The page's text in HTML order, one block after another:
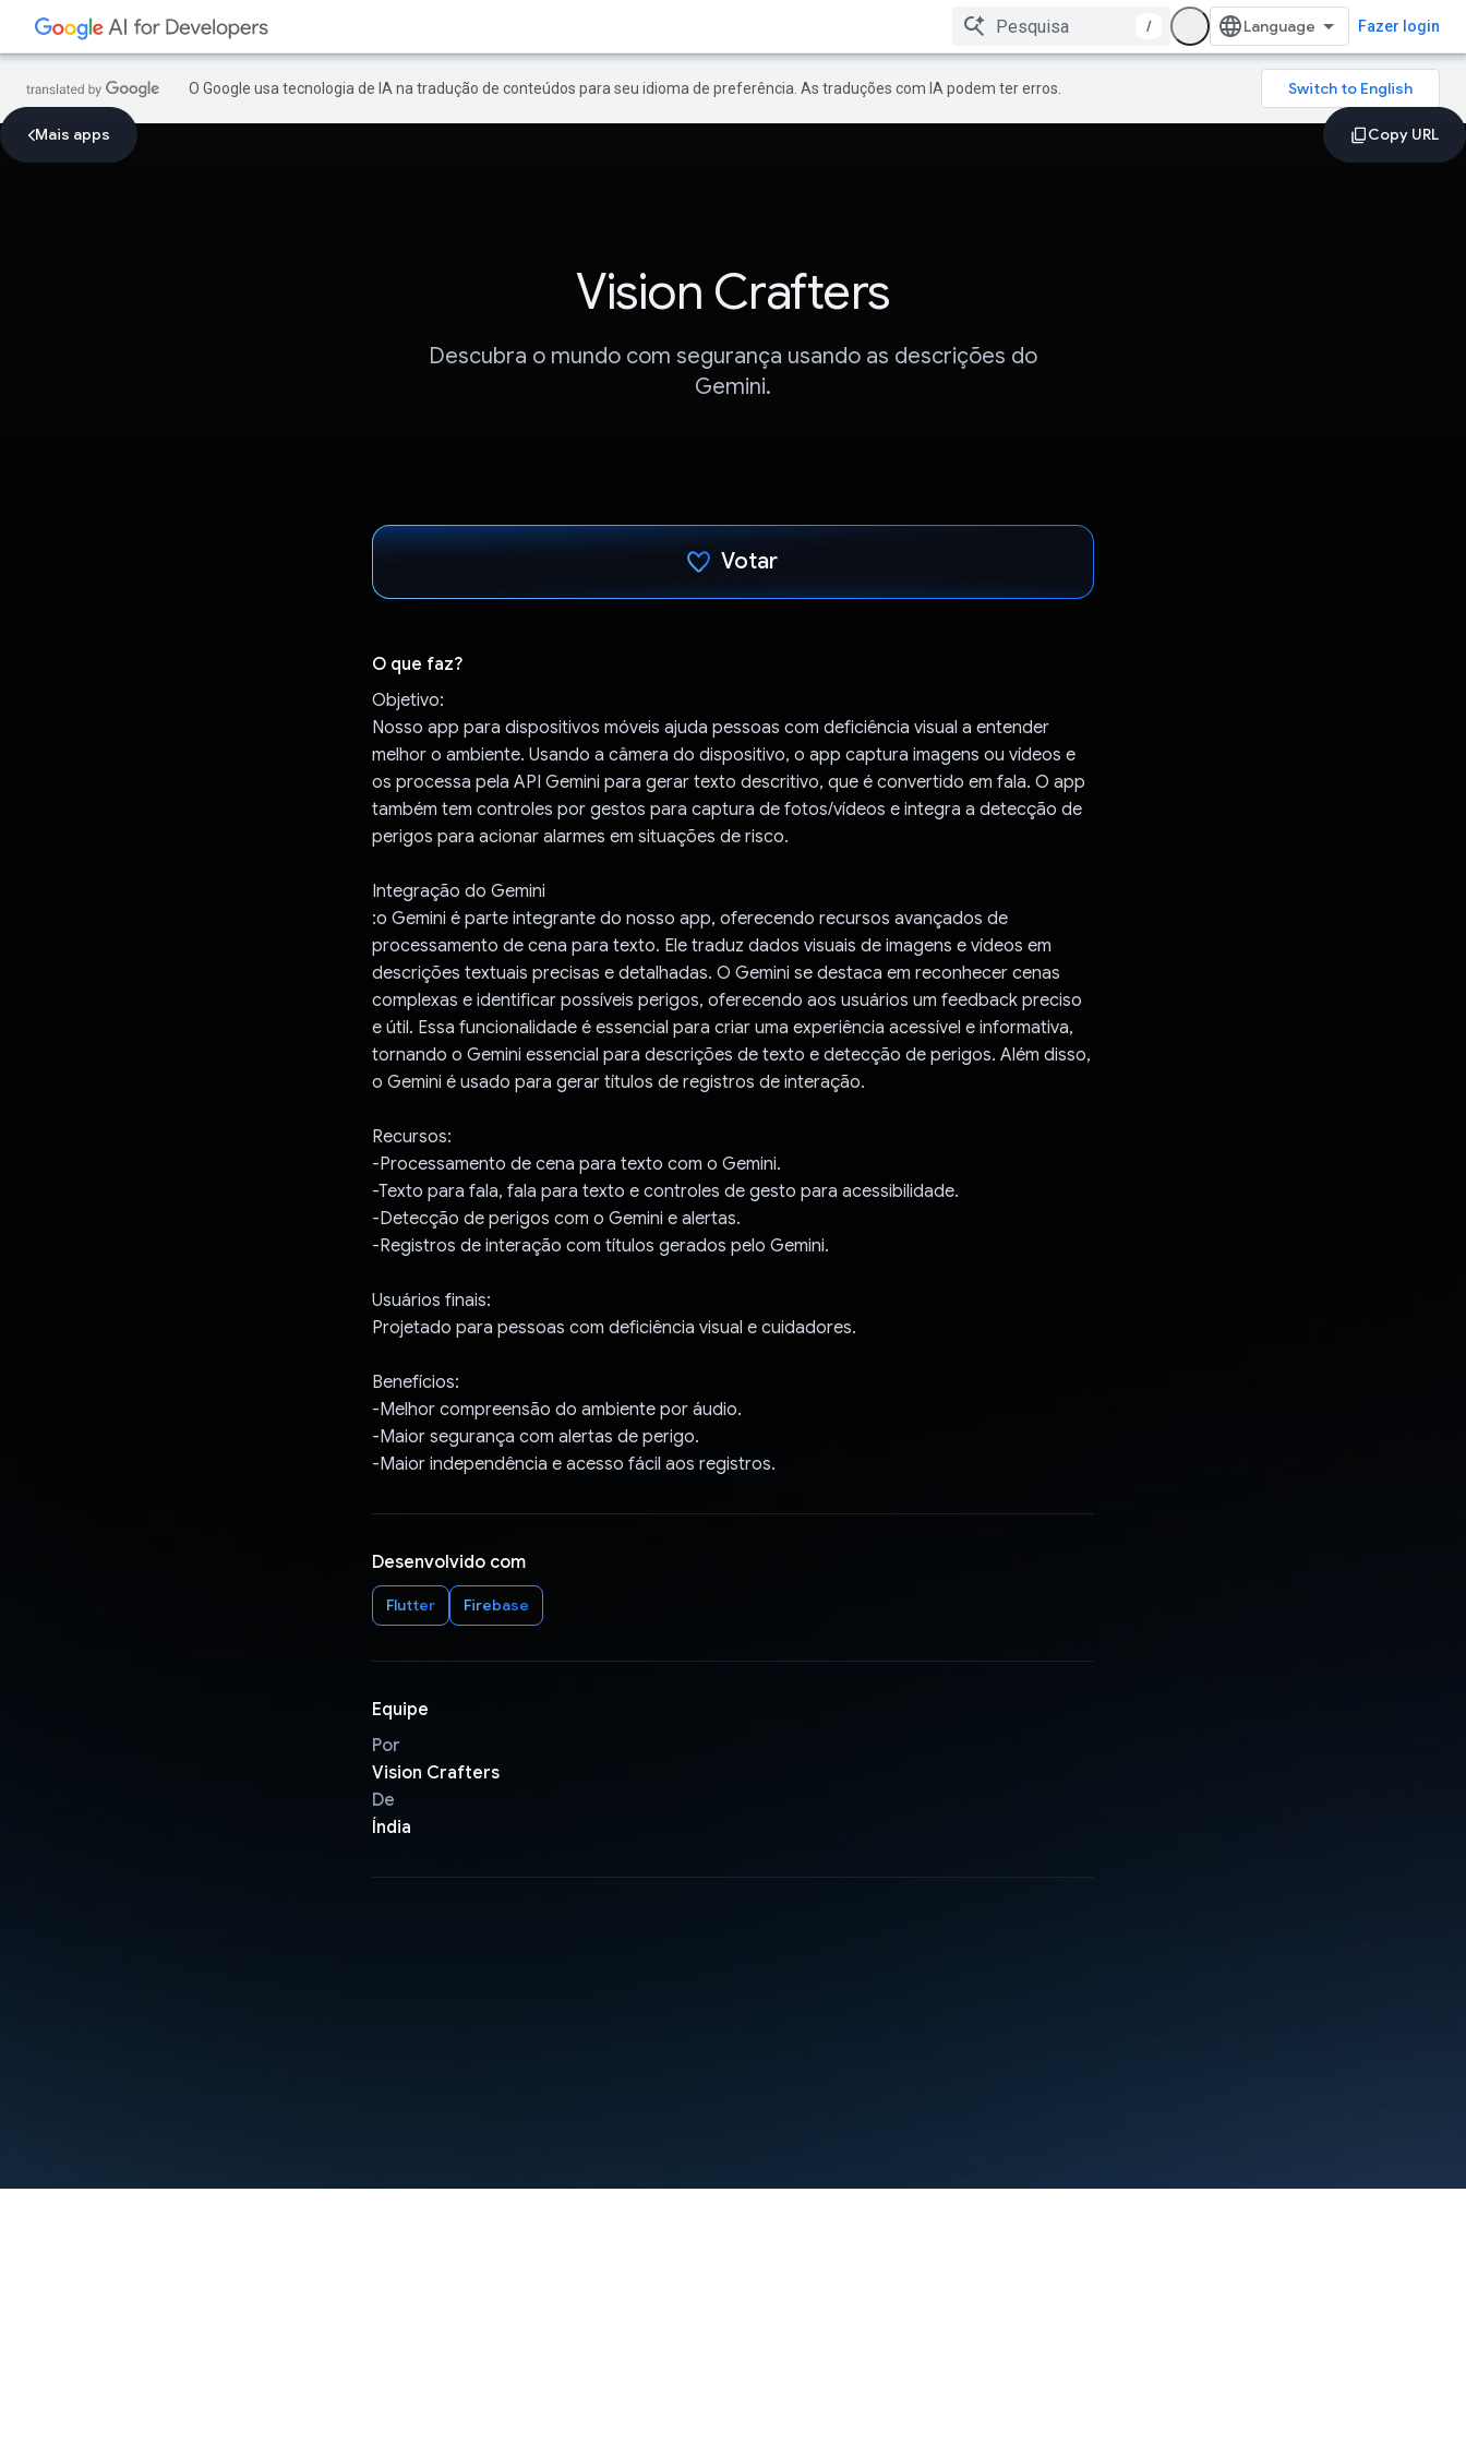
/ Fazer login
O Google usa tecnologia de IA na tradução de conteúdos para seu idioma de preferência. As traduções com IA podem ter erros.
Mais apps
Vision Crafters
Descubra o mundo com segurança usando as descrições do
Gemini.
Votar
O que faz?
Objetivo:
Nosso app para dispositivos móveis ajuda pessoas com deficiência visual a entender
melhor o ambiente. Usando a câmera do dispositivo, o app captura imagens ou vídeos e
os processa pela API Gemini para gerar texto descritivo, que é convertido em fala. O app
também tem controles por gestos para captura de fotos/vídeos e integra a detecção de
perigos para acionar alarmes em situações de risco.
Integração do Gemini
:o Gemini é parte integrante do nosso app, oferecendo recursos avançados de
processamento de cena para texto. Ele traduz dados visuais de imagens e vídeos em
descrições textuais precisas e detalhadas. O Gemini se destaca em reconhecer cenas
complexas e identificar possíveis perigos, oferecendo aos usuários um feedback preciso
e útil. Essa funcionalidade é essencial para criar uma experiência acessível e informativa,
tornando o Gemini essencial para descrições de texto e detecção de perigos. Além disso,
o Gemini é usado para gerar títulos de registros de interação.
Recursos:
-Processamento de cena para texto com o Gemini.
-Texto para fala, fala para texto e controles de gesto para acessibilidade.
-Detecção de perigos com o Gemini e alertas.
-Registros de interação com títulos gerados pelo Gemini.
Usuários finais:
Projetado para pessoas com deficiência visual e cuidadores.
Benefícios:
-Melhor compreensão do ambiente por áudio.
-Maior segurança com alertas de perigo.
-Maior independência e acesso fácil aos registros.
Desenvolvido com
Flutter Firebase
Equipe
Por
Vision Crafters
De
Índia